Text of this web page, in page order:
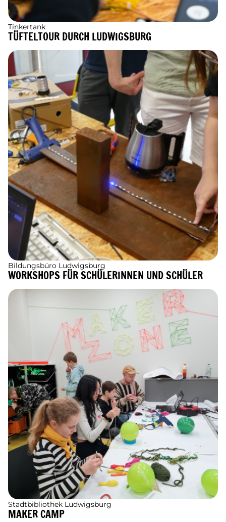
Tinkertank
TÜFTELTOUR DURCH LUDWIGSBURG
Bildungsbüro Ludwigsburg
WORKSHOPS FÜR SCHÜLERINNEN UND SCHÜLER
Stadtbibliothek Ludwigsburg
MAKER CAMP